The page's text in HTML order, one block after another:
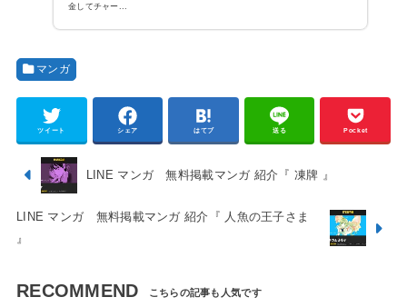
金してチャー...
マンガ
ツイート シェア はてブ 送る Pocket
LINE マンガ 無料掲載マンガ 紹介『 凍牌 』
LINE マンガ 無料掲載マンガ 紹介『 人魚の王子さま
』
RECOMMEND